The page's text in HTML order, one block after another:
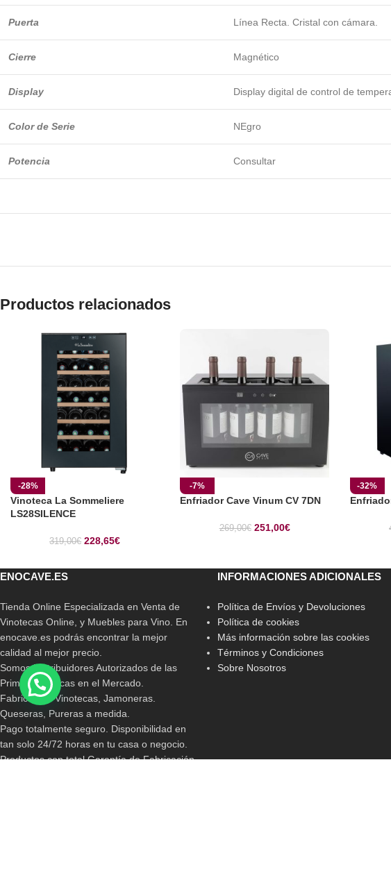
Puerta Línea Recta. Cristal con cámara.
Cierre Magnético
Display Display digital de control de
Color de Serie NEgro
Potencia Consultar
Productos relacionados
-28%
Vinoteca La Sommeliere
LS28SILENCE
319,00€ 228,65€
-7%
Enfriador Cave Vinum CV 7DN
269,00€ 251,00€
-32%
ENOCAVE.ES
Tienda Online Especializada en Venta de
Vinotecas Online, y Muebles para Vino. En
enocave.es podrás encontrar la mejor
calidad al mejor precio.
Somos Distribuidores Autorizados de las
Primeras Marcas en el Mercado.
Fabricamos Vinotecas, Jamoneras.
Queseras, Pureras a medida.
Pago totalmente seguro. Disponibilidad en
tan solo 24/72 horas en tu casa o negocio.
Productos con total Garantía de Fabricación
INFORMACIONES ADICIONALES
Política de Envíos y Devoluciones
Política de cookies
Más información sobre las cookies
Términos y Condiciones
Sobre Nosotros